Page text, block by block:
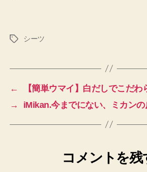
タ
シーツ
←
【簡単ウマイ】白だしでこだわ
→
iMikan.今までにない、ミカン
コメントを残